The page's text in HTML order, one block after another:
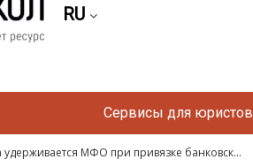
RU
Сервисы для юристов
удерживается МФО при привязке банковск...